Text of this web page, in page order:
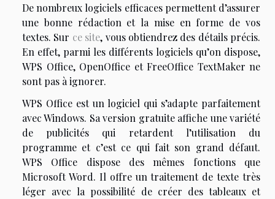
De nombreux logiciels efficaces permettent d’assurer
une bonne rédaction et la mise en forme de vos
textes. Sur ce site, vousobtiendrez des détails précis.
En effet, parmi les différents logiciels qu’on dispose,
WPS Office, OpenOffice et FreeOffice TextMaker ne
sont pas à ignorer.
WPS Office est un logiciel qui s’adapte parfaitement
avec Windows. Sa version gratuite affiche une variété
de publicités qui retardent l’utilisation du
programme et c’est ce qui fait son grand défaut.
WPS Office dispose des mêmes fonctions que
Microsoft Word. Il offre un traitement de texte très
léger avec la possibilité de créer des tableaux et